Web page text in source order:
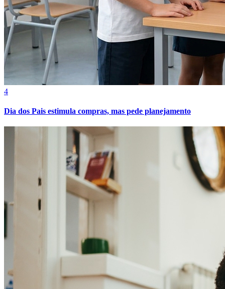
Internacional
4
Dia dos Pais estimula compras, mas pede planejamento